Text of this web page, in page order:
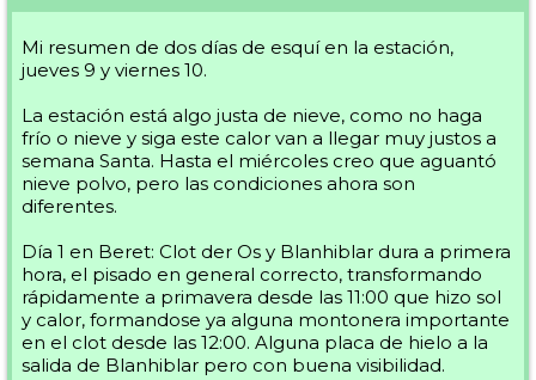
Mi resumen de dos días de esquí en la estación,
jueves 9 y viernes 10.
La estación está algo justa de nieve, como no haga
frío o nieve y siga este calor van a llegar muy justos a
semana Santa. Hasta el miércoles creo que aguantó
nieve polvo, pero las condiciones ahora son
diferentes.
Día 1 en Beret: Clot der Os y Blanhiblar dura a primera
hora, el pisado en general correcto, transformando
rápidamente a primavera desde las 11:00 que hizo sol
y calor, formandose ya alguna montonera importante
en el clot desde las 12:00. Alguna placa de hielo a la
salida de Blanhiblar pero con buena visibilidad.